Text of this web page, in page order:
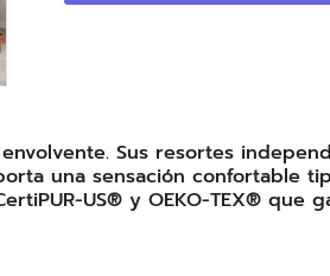
Sus resortes
una sensación confortable
US® y OEKO-TEX® que